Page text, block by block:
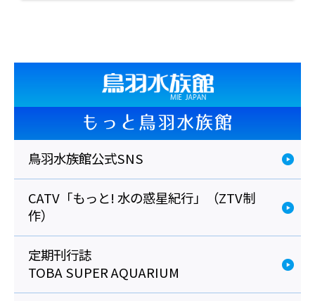
もっと鳥羽水族館
鳥羽水族館公式SNS
CATV「もっと! 水の惑星紀行」（ZTV制
作）
定期刊行誌
TOBA SUPER AQUARIUM